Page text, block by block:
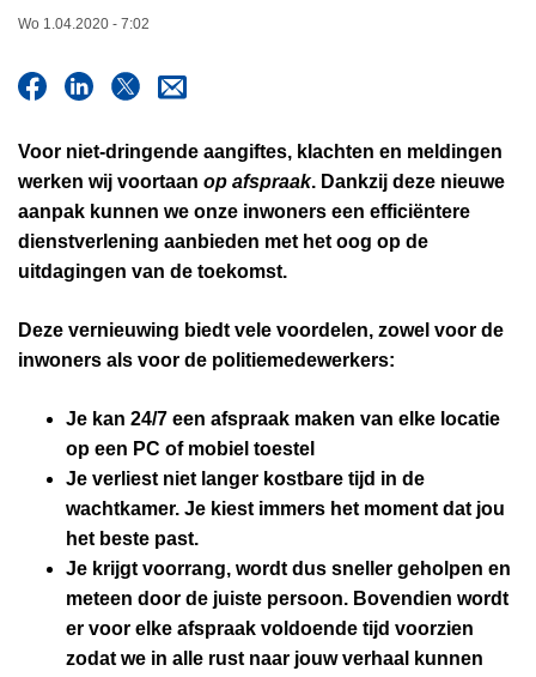
Wo 1.04.2020 - 7:02
Voor niet-dringende aangiftes, klachten en meldingen
werken wij voortaan op afspraak. Dankzij deze nieuwe
aanpak kunnen we onze inwoners een efficiëntere
dienstverlening aanbieden met het oog op de
uitdagingen van de toekomst.
Deze vernieuwing biedt vele voordelen, zowel voor de
inwoners als voor de politiemedewerkers:
Je kan 24/7 een afspraak maken van elke locatie
op een PC of mobiel toestel
Je verliest niet langer kostbare tijd in de
wachtkamer. Je kiest immers het moment dat jou
het beste past.
Je krijgtvoorrang, wordt dus sneller geholpen en
meteen door de juiste persoon. Bovendien wordt
er voor elke afspraak voldoende tijd voorzien
zodat we in alle rust naar jouw verhaal kunnen